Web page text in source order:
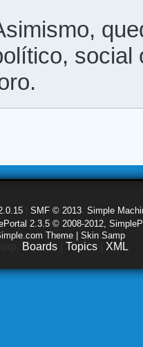
social
SMF © 2013 Simple
2.3.5 © 2008-2012,
Theme | Skin Samp
Boards Topics XML